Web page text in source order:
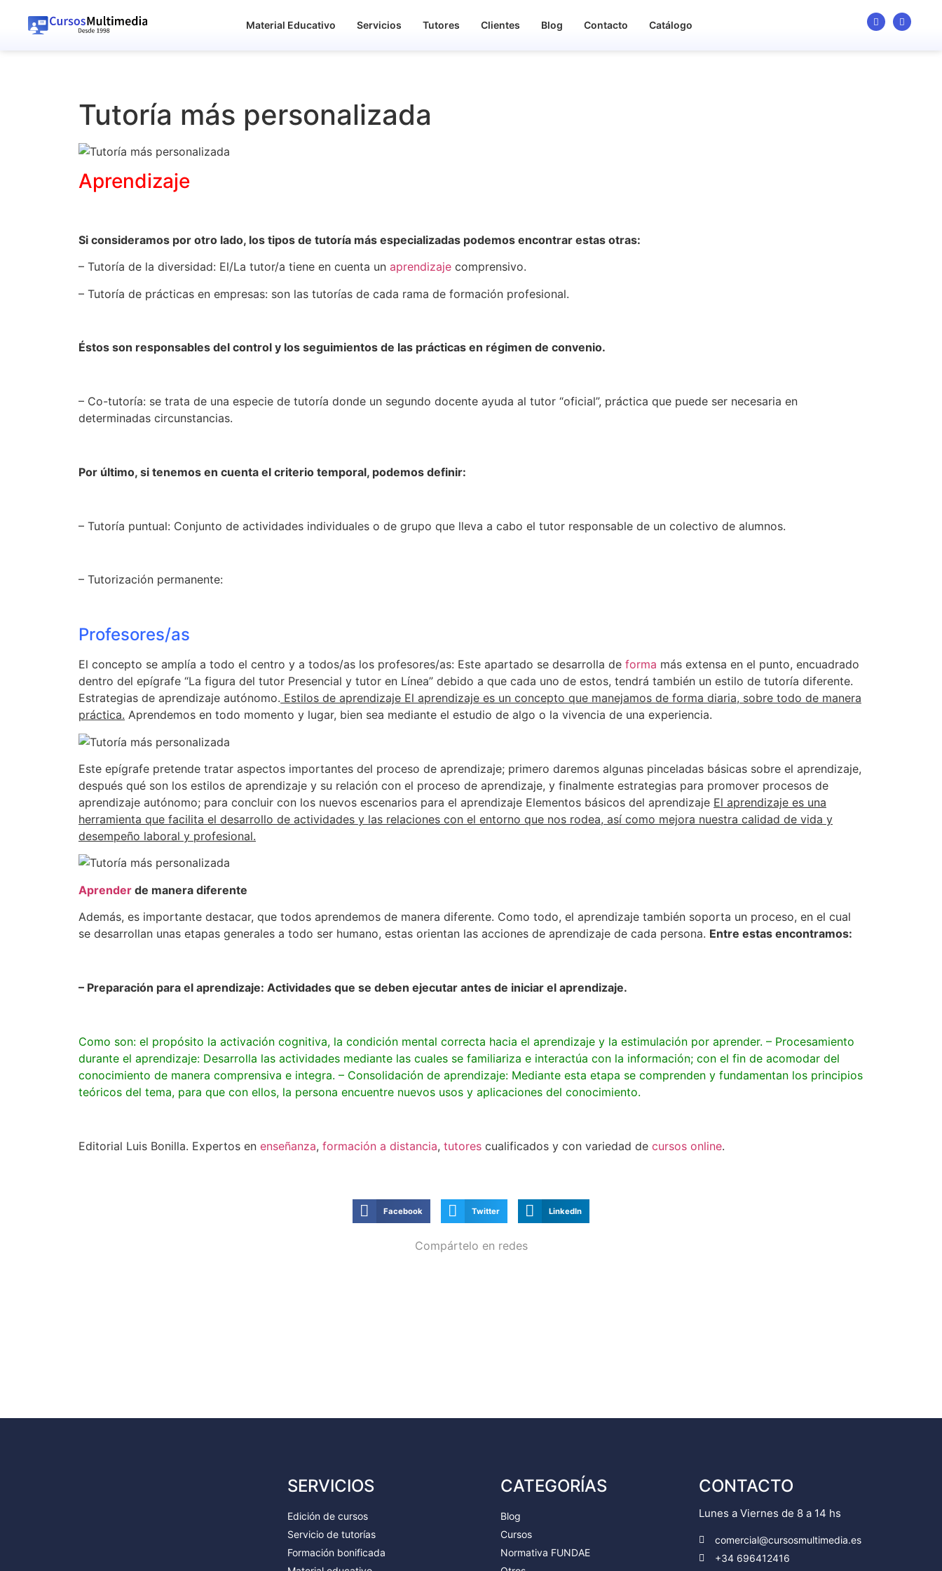
Material Educativo Servicios Tutores Clientes Blog Contacto Catálogo
Tutoría más personalizada
Aprendizaje
Si consideramos por otro lado, los tipos de tutoría más especializadas podemos encontrar estas otras:
– Tutoría de la diversidad: El/La tutor/a tiene en cuenta un aprendizaje comprensivo.
– Tutoría de prácticas en empresas: son las tutorías de cada rama de formación profesional.
Éstos son responsables del control y los seguimientos de las prácticas en régimen de convenio.
– Co-tutoría: se trata de una especie de tutoría donde un segundo docente ayuda al tutor “oficial”, práctica que puede ser necesaria en
determinadas circunstancias.
Por último, si tenemos en cuenta el criterio temporal, podemos definir:
– Tutoría puntual: Conjunto de actividades individuales o de grupo que lleva a cabo el tutor responsable de un colectivo de alumnos.
– Tutorización permanente:
Profesores/as
El concepto se amplía a todo el centro y a todos/as los profesores/as: Este apartado se desarrolla de forma más extensa en el punto, encuadrado
dentro del epígrafe “La figura del tutor Presencial y tutor en Línea” debido a que cada uno de estos, tendrá también un estilo de tutoría diferente.
Estrategias de aprendizaje autónomo. Estilos de aprendizaje El aprendizaje es un concepto que manejamos de forma diaria, sobre todo de manera
práctica. Aprendemos en todo momento y lugar, bien sea mediante el estudio de algo o la vivencia de una experiencia.
Este epígrafe pretende tratar aspectos importantes del proceso de aprendizaje; primero daremos algunas pinceladas básicas sobre el aprendizaje,
después qué son los estilos de aprendizaje y su relación con el proceso de aprendizaje, y finalmente estrategias para promover procesos de
aprendizaje autónomo; para concluir con los nuevos escenarios para el aprendizaje Elementos básicos del aprendizaje El aprendizaje es una
herramienta que facilita el desarrollo de actividades y las relaciones con el entorno que nos rodea, así como mejora nuestra calidad de vida y
desempeño laboral y profesional.
Aprender de manera diferente
Además, es importante destacar, que todos aprendemos de manera diferente. Como todo, el aprendizaje también soporta un proceso, en el cual
se desarrollan unas etapas generales a todo ser humano, estas orientan las acciones de aprendizaje de cada persona. Entre estas encontramos:
– Preparación para el aprendizaje: Actividades que se deben ejecutar antes de iniciar el aprendizaje.
Como son: el propósito la activación cognitiva, la condición mental correcta hacia el aprendizaje y la estimulación por aprender. – Procesamiento
durante el aprendizaje: Desarrolla las actividades mediante las cuales se familiariza e interactúa con la información; con el fin de acomodar del
conocimiento de manera comprensiva e integra. – Consolidación de aprendizaje: Mediante esta etapa se comprenden y fundamentan los principios
teóricos del tema, para que con ellos, la persona encuentre nuevos usos y aplicaciones del conocimiento.
Editorial Luis Bonilla. Expertos en enseñanza, formación a distancia, tutores cualificados y con variedad de cursos online.
Facebook Twitter LinkedIn
Compártelo en redes
SERVICIOS
Edición de cursos
Servicio de tutorías
Formación bonificada
CATEGORÍAS
Blog
Cursos
Normativa FUNDAE
CONTACTO
Lunes a Viernes de 8 a 14 hs
comercial@cursosmultimedia.es
+34 696412416